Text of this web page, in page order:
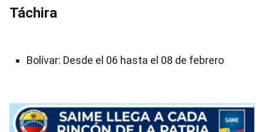
Táchira
Bolívar: Desde el 06 hasta el 08 de febrero